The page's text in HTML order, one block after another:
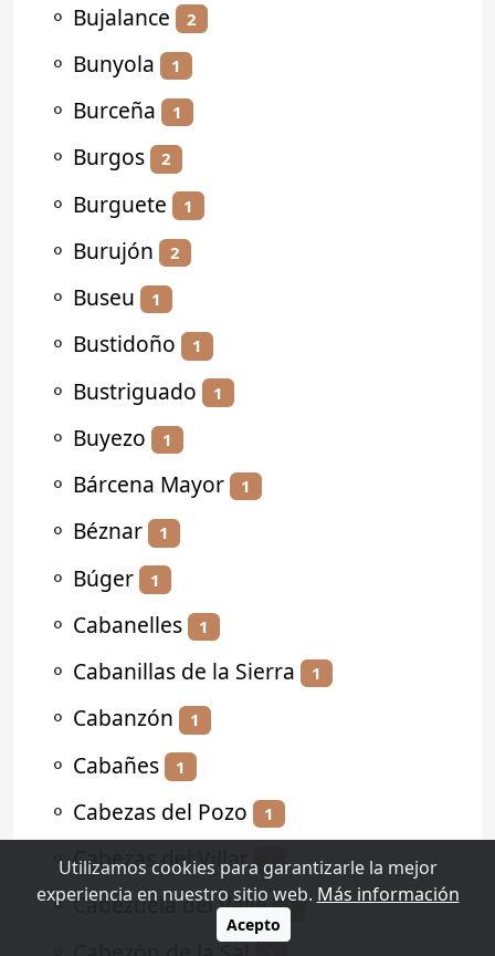
⚬ Bujalance 2
⚬ Bunyola 1
⚬ Burceña 1
⚬ Burgos 2
⚬ Burguete 1
⚬ Burujón 2
⚬ Buseu 1
⚬ Bustidoño 1
⚬ Bustriguado 1
⚬ Buyezo 1
⚬ Bárcena Mayor 1
⚬ Béznar 1
⚬ Búger 1
⚬ Cabanelles 1
⚬ Cabanillas de la Sierra 1
⚬ Cabanzón 1
⚬ Cabañes 1
⚬ Cabezas del Pozo 1
⚬Cabezas del Villar 1
⚬Cabezuela del Valle 2
Utilizamos cookies para garantizarle la mejor
experiencia en nuestro sitio web. Más información
Acepto